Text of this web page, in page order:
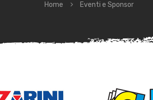
Home Eventi e Sponsor